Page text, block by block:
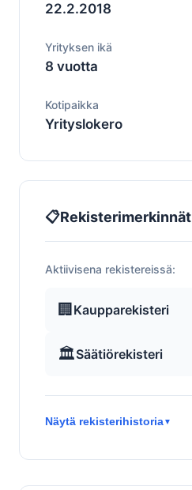
22.2.2018
Yrityksen ikä
8 vuotta
Kotipaikka
Yrityslokero
📋Rekisterimerkinnät
Aktiivisena rekistereissä:
🏢 Kaupparekisteri
🏛️Säätiörekisteri
Näytä rekisterihistoria▼